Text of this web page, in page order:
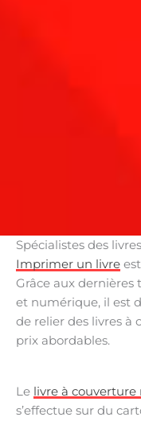
Spécialistes des
Imprimer un livre
Grâce aux dernières
et numérique, il est
de relier des livres à
prix abordables.
Le livre à couverture
s’effectue sur du